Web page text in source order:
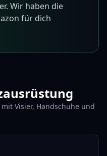
Wir haben die
für dich
Visier, Handschuhe und